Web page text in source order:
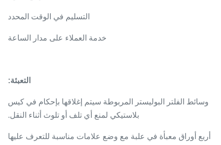
التسليم في الوقت المحدد
خدمة العملاء على مدار الساعة
التعبئة:
وسائط الفلتر البوليستر المربوطة سيتم إغلاقها بإحكام في كيس
بلاستيكي لمنع أي تلف أو تلوث أثناء النقل.
أربع أوراق معبأة في علبة مع وضع علامات مناسبة للتعرف عليها